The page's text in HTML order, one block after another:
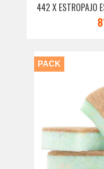
442 X ESTROPAJO
PACK